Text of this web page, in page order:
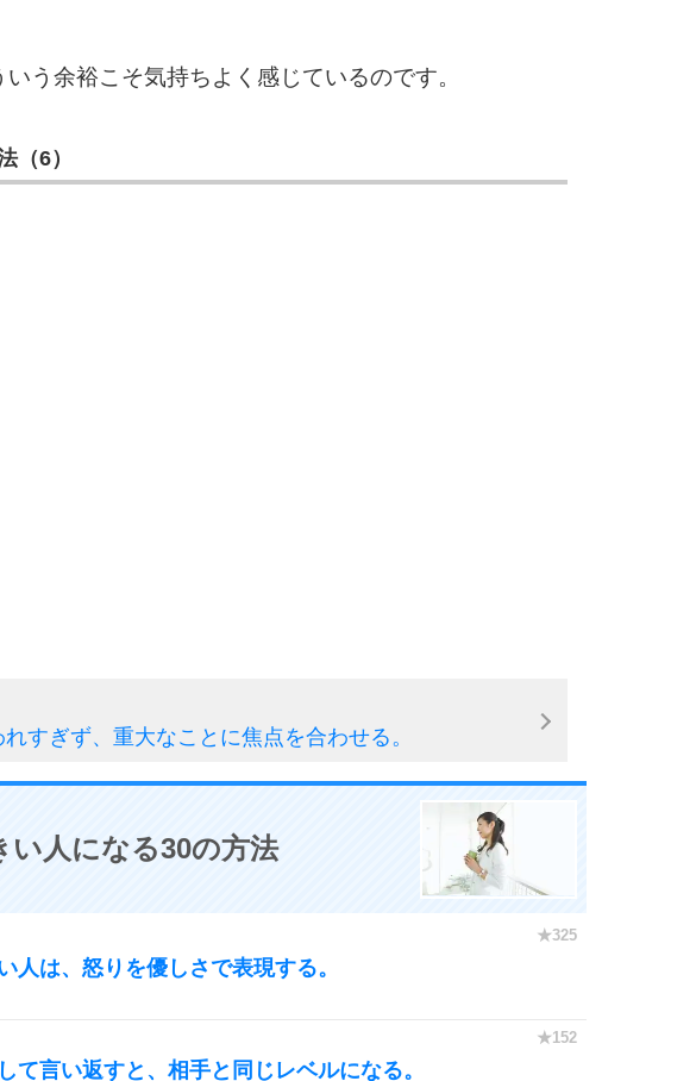
う余裕こそ気持ちよく感じているのです。
（6）
すぎず、重大なことに焦点を合わせる。
い人になる30の方法
人は、怒りを優しさで表現する。
て言い返すと、相手と同じレベルになる。